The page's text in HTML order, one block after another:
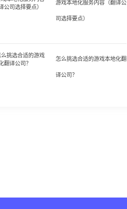
游戏本地化服务内容（翻译公
司选择要点）
怎么挑选合适的游戏本地化翻
译公司？